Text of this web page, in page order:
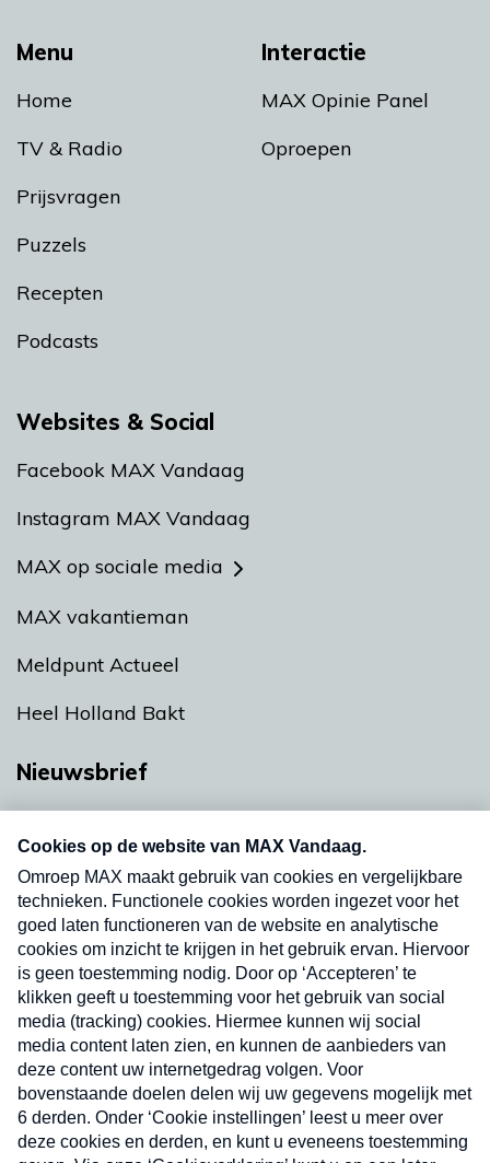
Menu
Home
TV & Radio
Prijsvragen
Puzzels
Recepten
Podcasts
Interactie
MAX Opinie Panel
Oproepen
Websites & Social
Facebook MAX Vandaag
Instagram MAX Vandaag
MAX op sociale media
MAX vakantieman
Meldpunt Actueel
Heel Holland Bakt
Nieuwsbrief
nieuwsbrief. Elke vrijdag- en dinsdagochtend in
uw mailbox.
Verzend
Nieuwsbrief